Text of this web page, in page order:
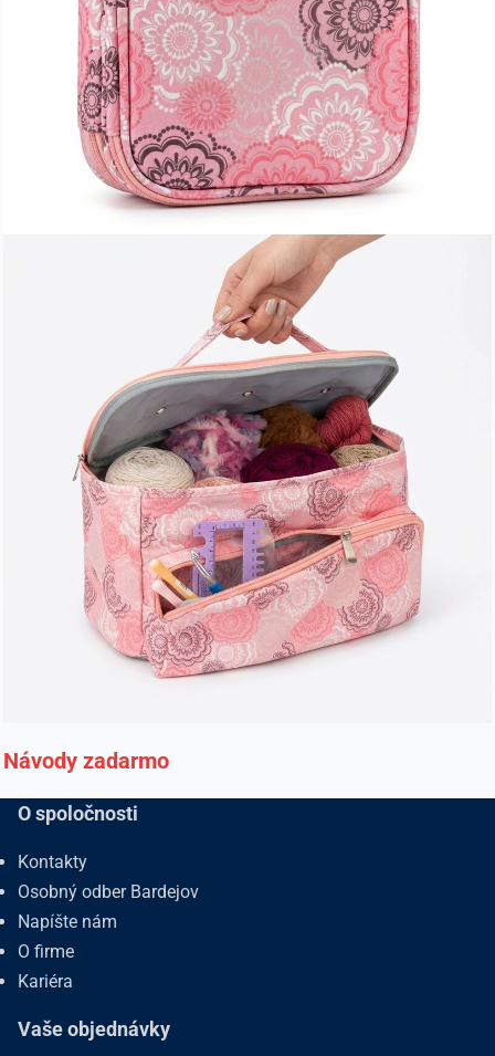
Návody zadarmo
O spoločnosti
Kontakty
Osobný odber Bardejov
Napíšte nám
O firme
Kariéra
Vaše objednávky